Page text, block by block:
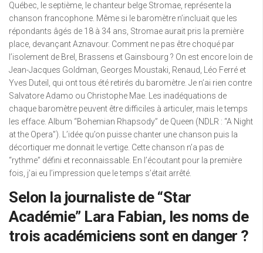
Québec, le septième, le chanteur belge Stromae, représente la
chanson francophone. Même si le baromètre n’incluait que les
répondants âgés de 18 à 34 ans, Stromae aurait pris la première
place, devançant Aznavour. Comment ne pas être choqué par
l’isolement de Brel, Brassens et Gainsbourg ? On est encore loin de
Jean-Jacques Goldman, Georges Moustaki, Renaud, Léo Ferré et
Yves Duteil, qui ont tous été retirés du baromètre. Je n’ai rien contre
Salvatore Adamo ou Christophe Mae. Les inadéquations de
chaque baromètre peuvent être difficiles à articuler, mais le temps
les efface. Album “Bohemian Rhapsody” de Queen (NDLR : “A Night
at the Opera”). L’idée qu’on puisse chanter une chanson puis la
décortiquer me donnait le vertige. Cette chanson n’a pas de
“rythme” défini et reconnaissable. En l’écoutant pour la première
fois, j’ai eu l’impression que le temps s’était arrêté.
Selon la journaliste de “Star
Académie” Lara Fabian, les noms de
trois académiciens sont en danger ?